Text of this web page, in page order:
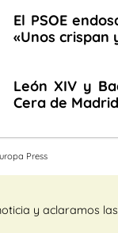
El PSOE
«Unos crispan
León XIV y
Cera de
Press
y aclaramos